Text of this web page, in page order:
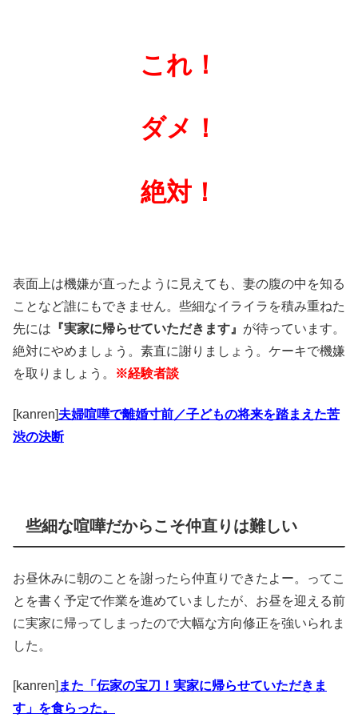
これ！
ダメ！
絶対！
表面上は機嫌が直ったように見えても、妻の腹の中を知る
ことなど誰にもできません。些細なイライラを積み重ねた
先には 『実家に帰らせていただきます』 が待っています。
絶対にやめましょう。素直に謝りましょう。ケーキで機嫌
を取りましょう。
※経験者談
[kanren]夫婦喧嘩で離婚寸前／子どもの将来を踏まえた苦
渋の決断
些細な喧嘩だからこそ仲直りは難しい
お昼休みに朝のことを謝ったら仲直りできたよー。ってこ
とを書く予定で作業を進めていましたが、お昼を迎える前
に実家に帰ってしまったので大幅な方向修正を強いられま
した。
[kanren] また「伝家の宝刀！実家に帰らせていただきま
す」を食らった。